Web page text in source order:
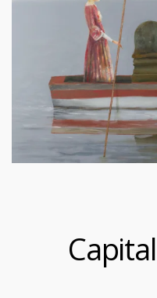
Capital